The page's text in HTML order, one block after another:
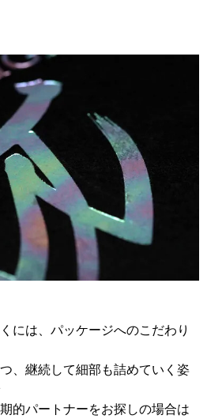
には、パッケージへのこだわり
、継続して細部も詰めていく姿
的パートナーをお探しの場合は